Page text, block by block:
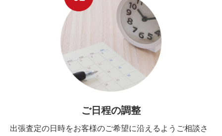
ご日程の調整
出張査定の日時をお客様のご希望に沿えるようご相談さ